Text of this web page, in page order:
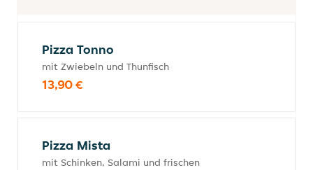
Pizza Tonno
mit Zwiebeln und Thunfisch
13,90 €
Pizza Mista
mit Schinken, Salami und frischen